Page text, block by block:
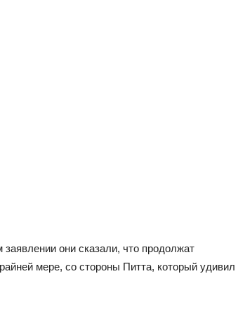
они сказали, что продолжат
мере, со стороны Питта, который удивил